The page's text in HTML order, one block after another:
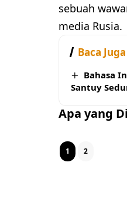
sebuah
media Rusia.
Baca Juga
Bahasa
Santuy
Apa yang
1 2